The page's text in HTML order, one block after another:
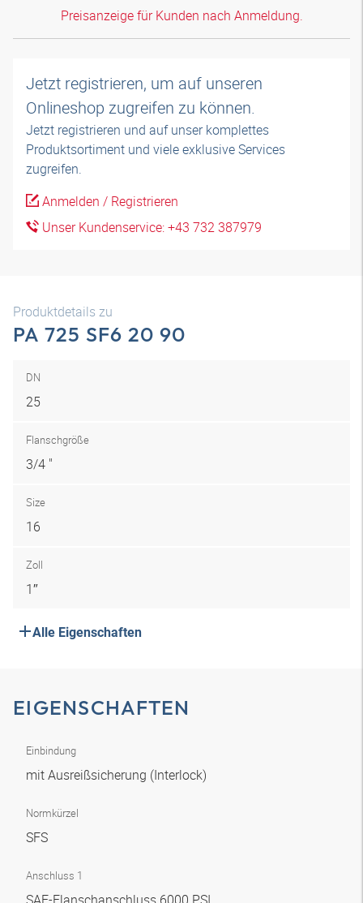
Preisanzeige für Kunden nach Anmeldung.
Jetzt registrieren, um auf unseren
Onlineshop zugreifen zu können.
Jetzt registrieren und auf unser komplettes
Produktsortiment und viele exklusive Services
zugreifen.
Anmelden / Registrieren
Unser Kundenservice: +43 732 387979
Produktdetails zu
PA 725 SF6 20 90
DN
25
Flanschgröße
3/4 "
Size
16
Zoll
1″
Alle Eigenschaften
EIGENSCHAFTEN
Einbindung
mit Ausreißsicherung (Interlock)
Normkürzel
SFS
Anschluss 1